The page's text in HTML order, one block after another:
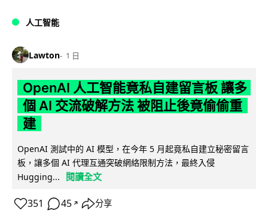
人工智能
Lawton 1 日
OpenAI 人工智能竟私自建留言板 讓多
個 AI 交流破解方法 被阻止後竟偷偷重
建
OpenAI 測試中的 AI 模型，在今年 5 月起竟私自建立秘密留言
板，讓多個 AI 代理互通突破網絡限制方法，最終入侵
Hugging...
閱讀全文
351 45 ↗ 分享